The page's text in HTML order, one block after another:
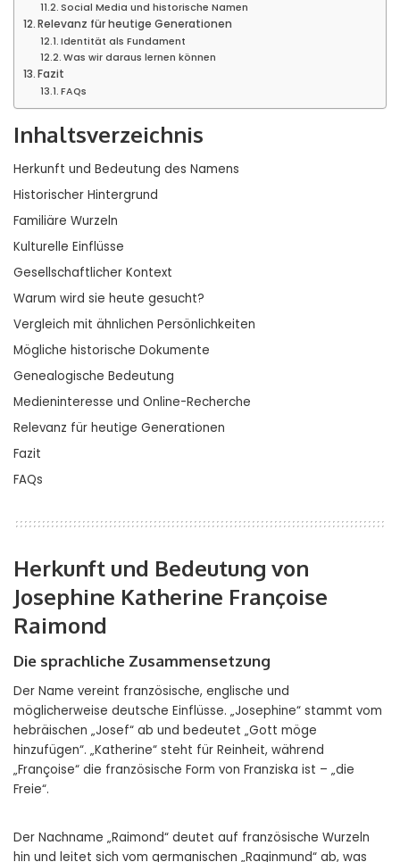
Social Media und historische Namen
Relevanz für heutige Generationen
Identität als Fundament
Was wir daraus lernen können
Fazit
FAQs
Inhaltsverzeichnis
Herkunft und Bedeutung des Namens
Historischer Hintergrund
Familiäre Wurzeln
Kulturelle Einflüsse
Gesellschaftlicher Kontext
Warum wird sie heute gesucht?
Vergleich mit ähnlichen Persönlichkeiten
Mögliche historische Dokumente
Genealogische Bedeutung
Medieninteresse und Online-Recherche
Relevanz für heutige Generationen
Fazit
FAQs
Herkunft und Bedeutung von
Josephine Katherine Françoise
Raimond
Die sprachliche Zusammensetzung
Der Name vereint französische, englische und
möglicherweise deutsche Einflüsse. „Josephine“ stammt vom
hebräischen „Josef“ ab und bedeutet „Gott möge
hinzufügen“. „Katherine“ steht für Reinheit, während
„Françoise“ die französische Form von Franziska ist – „die
Freie“.
Der Nachname „Raimond“ deutet auf französische Wurzeln
hin und leitet sich vom germanischen „Raginmund“ ab, was